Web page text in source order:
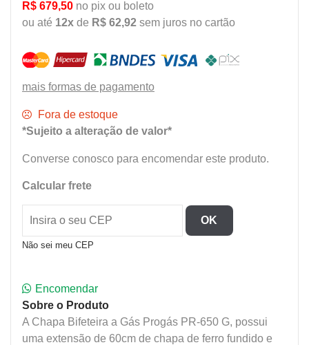
R$ 679,50 no pix ou boleto
ou até 12x de R$ 62,92 sem juros no cartão
mais formas de pagamento
Fora de estoque
*Sujeito a alteração de valor*
Converse conosco para encomendar este produto.
Calcular frete
OK
Não sei meu CEP
Encomendar
Sobre o Produto
A Chapa Bifeteira a Gás Progás PR-650 G, possui
uma extensão de 60cm de chapa de ferro fundido e